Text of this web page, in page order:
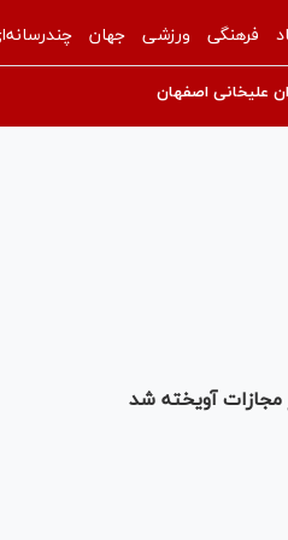
فرهنگی ورزشی جهان
علیخانی اصفهان
مجازات آویخته شد